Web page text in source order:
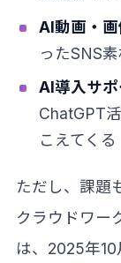
AI動画・
ったSNS
AI導入サポ
ChatGPT
こえてくる
ただし、課題
クラウドワー
は、2025年